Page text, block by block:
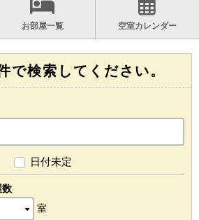
お部屋一覧 空室カレンダー
で検索してください。
日付未定
室